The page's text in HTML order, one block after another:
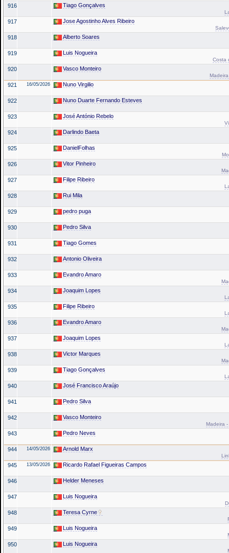
916 Tiago Gonçalves
917 Jose Agostinho Alves Ribeiro
918 Alberto Soares
919 Luis Nogueira
Costa
920 Vasco Monteiro
921 16/05/2026 Nuno Virgilio
922 Nuno Duarte Fernando Esteves
923 José António Rebelo
924 Darlindo Baeta
925 DanielFolhas
926 Vitor Pinheiro
927 Filipe Ribeiro
928 Rui Mila
929 pedro puga
930 Pedro Silva
931 Tiago Gomes
932 Antonio Oliveira
933 Evandro Amaro
934 Joaquim Lopes
935 Filipe Ribeiro
936 Evandro Amaro
937 Joaquim Lopes
938 Victor Marques
939 Tiago Gonçalves
940 José Francisco Araújo
941 Pedro Silva
942 Vasco Monteiro
Madeira
943 Pedro Neves
944 14/05/2026 Arnold Marx
945 13/05/2026 Ricardo Rafael Figueiras Campos
946 Helder Meneses
947 Luis Nogueira
948 Teresa Cyrne
949 Luis Nogueira
950 Luis Nogueira